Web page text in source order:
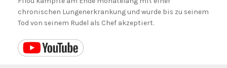
chronischen Lungenerkrankung und wurde bis zu seinem
Tod von seinem Rudel als Chef akzeptiert.